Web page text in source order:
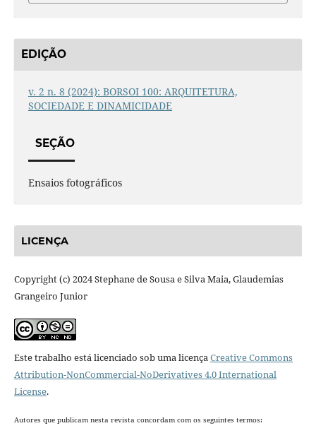
EDIÇÃO
v. 2 n. 8 (2024): BORSOI 100: ARQUITETURA,
SOCIEDADE E DINAMICIDADE
SEÇÃO
Ensaios fotográficos
LICENÇA
Copyright (c) 2024 Stephane de Sousa e Silva Maia, Glaudemias
Grangeiro Junior
Este trabalho está licenciado sob uma licençaCreative Commons
Attribution-NonCommercial-NoDerivatives 4.0 International
License.
Autores que publicam nesta revista concordam com os seguintes termos: